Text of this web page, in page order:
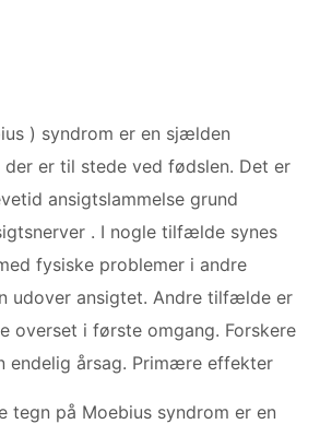
) syndrom er en sjælden
der er til stede ved fødslen. Det er
ansigtslammelse grund
. I nogle tilfælde synes
fysiske problemer i andre
udover ansigtet. Andre tilfælde er
overset i første omgang. Forskere
endelig årsag. Primære effekter
tegn på Moebius syndrom er en